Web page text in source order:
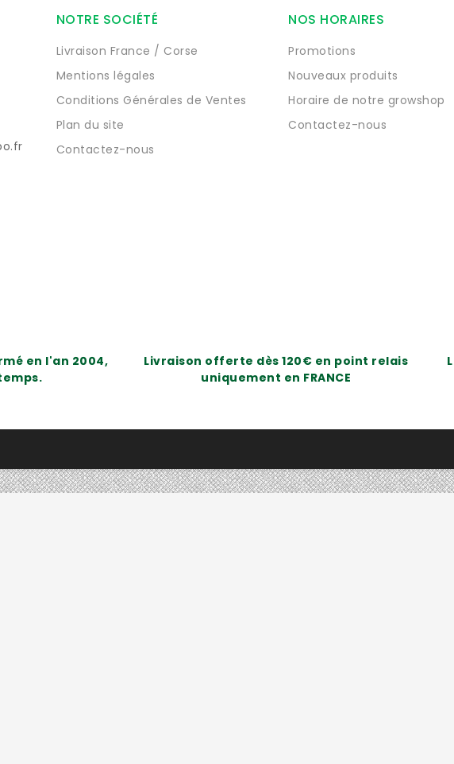
NOTRE SOCIÉTÉ
Livraison France / Corse
Mentions légales
Conditions Générales de Ventes
Plan du site
Contactez-nous
NOS HORAIRES
Promotions
Nouveaux produits
Horaire de notre growshop
Contactez-nous
en l'an 2004,
Livraison offerte dès 120€ en point relais
uniquement en FRANCE